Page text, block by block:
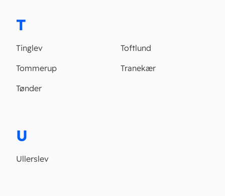
T
Tinglev
Toftlund
Tommerup
Tranekær
Tønder
U
Ullerslev